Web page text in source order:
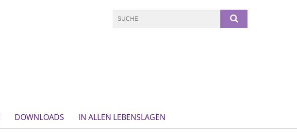
DOWNLOADS IN ALLEN LEBENSLAGEN